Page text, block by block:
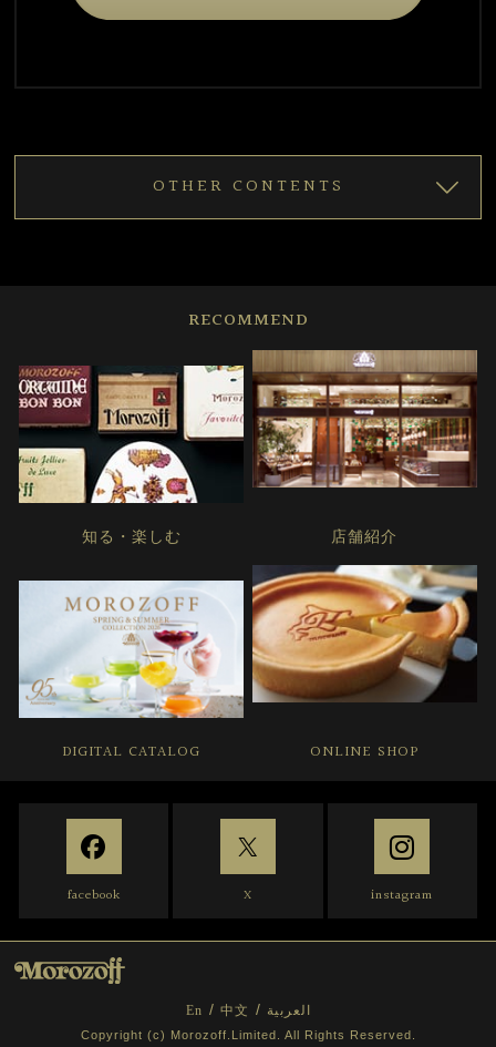
OTHER CONTENTS
RECOMMEND
知る・楽しむ 店舗紹介
DIGITAL CATALOG ONLINE SHOP
facebook X instagram
En 中文 العربية
Copyright (c) Morozoff.Limited. All Rights Reserved.